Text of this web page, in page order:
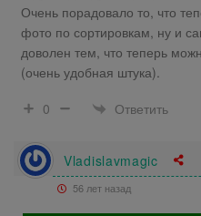
Очень порадовало то, что
фото по сортировкам, ну и
доволен тем, что теперь
(очень удобная штука).
0
Ответить
Vladislavmagic
56 лет назад